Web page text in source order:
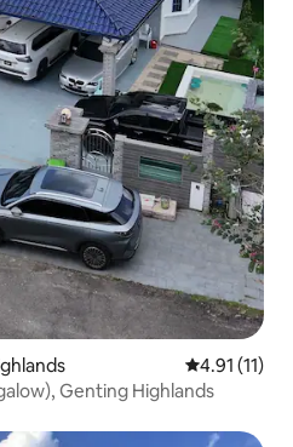
Calificación
4.91 (11)
Genting Highlands